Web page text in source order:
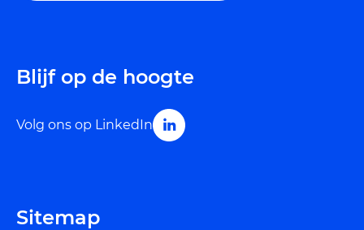
Blijf op de hoogte
Volg ons op LinkedIn
Sitemap